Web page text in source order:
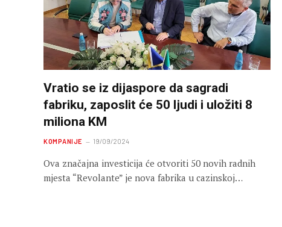
Vratio se iz dijaspore da sagradi
fabriku, zaposlit će 50 ljudi i uložiti 8
miliona KM
KOMPANIJE 19/09/2024
Ova značajna investicija će otvoriti 50 novih radnih
mjesta “Revolante” je nova fabrika u cazinskoj…